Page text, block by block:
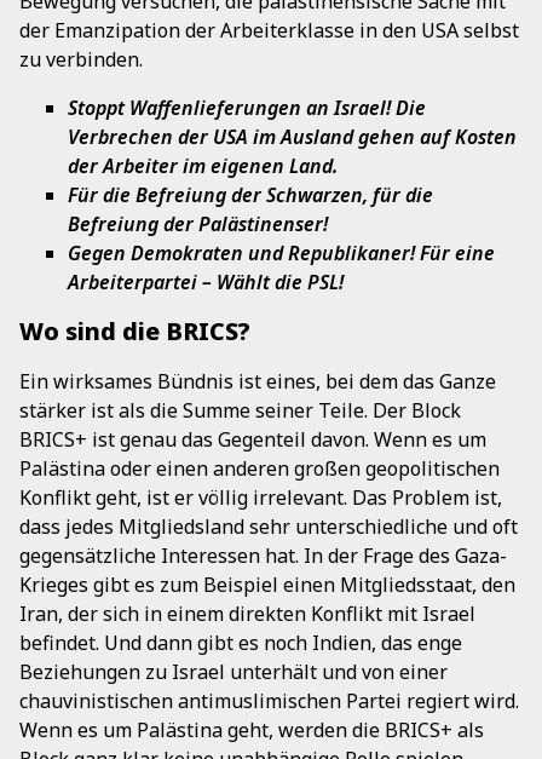
der Emanzipation der Arbeiterklasse in den USA selbst
zu verbinden.
Stoppt Waffenlieferungen an Israel! Die
Verbrechen der USA im Ausland gehen auf Kosten
der Arbeiter im eigenen Land.
Für die Befreiung der Schwarzen, für die
Befreiung der Palästinenser!
Gegen Demokraten und Republikaner! Für eine
Arbeiterpartei – Wählt die PSL!
Wo sind die BRICS?
Ein wirksames Bündnis ist eines, bei dem das Ganze
stärker ist als die Summe seiner Teile. Der Block
BRICS+ ist genau das Gegenteil davon. Wenn es um
Palästina oder einen anderen großen geopolitischen
Konflikt geht, ist er völlig irrelevant. Das Problem ist,
dass jedes Mitgliedsland sehr unterschiedliche und oft
gegensätzliche Interessen hat. In der Frage des Gaza-
Krieges gibt es zum Beispiel einen Mitgliedsstaat, den
Iran, der sich in einem direkten Konflikt mit Israel
befindet. Und dann gibt es noch Indien, das enge
Beziehungen zu Israel unterhält und von einer
chauvinistischen antimuslimischen Partei regiert wird.
Wenn es um Palästina geht, werden die BRICS+ als